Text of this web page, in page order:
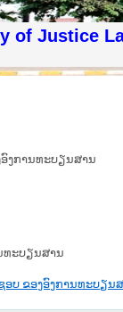
of Justice
ງການທະບຽນສານ
ທະບຽນສານ
ບ ຂອງອົງການທະບຽນ